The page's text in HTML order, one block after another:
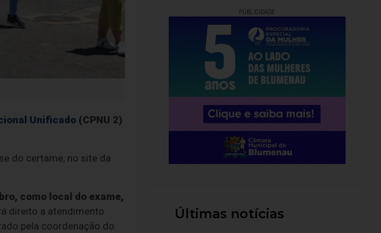
Unificado (CPNU 2)
do certame, no site da
como local do exame,
direito a atendimento
pela coordenação do
PUBLICIDADE
Últimas notícias